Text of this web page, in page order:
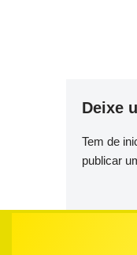
Deixe
Tem de
publicar